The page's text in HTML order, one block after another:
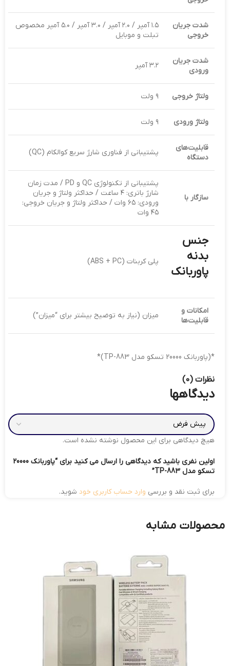
شدت جریان
خروجی
۱.۵ آمپر / ۲.۰ آمپر / ۳.۰ آمپر / ۵.۰ آمپر مخصوص
تبلت و موبایل
شدت جریان
ورودی
۳.۲ آمپر
ولتاژ خروجی ۹ ولت
ولتاژ ورودی ۹ ولت
قابلیت‌های
دستگاه
پشتیبانی از فناوری شارژ سریع کوالکام (QC)
سازگار با
پشتیبانی از تکنولوژی QC و PD / مدت زمان
شارژ باتری: ۴ ساعت / حداکثر ولتاژ و جریان
ورودی: ۶۵ وات / حداکثر ولتاژ و جریان خروجی:
۴۵ وات
جنس
بدنه
پاوربانک
پلی کربنات (ABS + PC)
امکانات و
قابلیت‌ها
میزان (نیاز به توضیح بیشتر برای “میزان”)
*(پاوربانک 20000 تسکو مدل TP-883)*
نظرات (0)
دیدگاهها
هیچ دیدگاهی برای این محصول نوشته نشده است.
اولین نفری باشید که دیدگاهی را ارسال می کنید برای “پاوربانک 20000
تسکو مدل TP-883”
برای ثبت نقد و بررسی وارد حساب کاربری خود شوید.
محصولات مشابه